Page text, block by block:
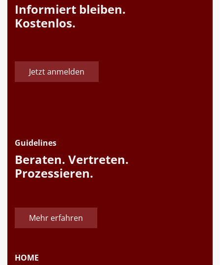
Informiert bleiben.
Kostenlos.
Jetzt anmelden
Guidelines
Beraten. Vertreten.
Prozessieren.
Mehr erfahren
HOME